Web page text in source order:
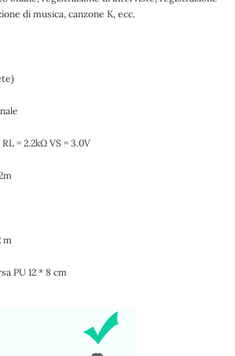
di musica, canzone K, ecc.
= 2.2kΩ VS = 3.0V
m
PU 12 * 8 cm